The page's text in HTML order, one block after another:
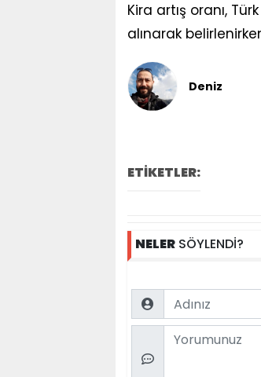
Kira artış oranı,
alınarak
Deniz
ETİKETLER:
NELER SÖYLENDİ?
Name
Comment